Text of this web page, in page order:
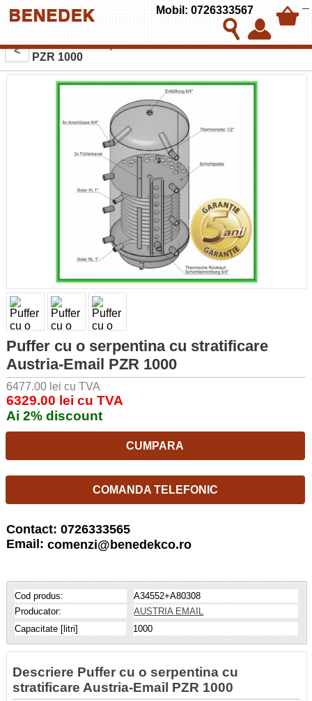
Mobil: 0726333567
<
Puffer cu o serpentina cu stratificare Austria-Email
PZR 1000
Puffer cu o serpentina cu stratificare
Austria-Email PZR 1000
6477.00 lei cu TVA
6329.00 lei cu TVA
Ai 2% discount
CUMPARA
COMANDA TELEFONIC
Contact: 0726333565
Email: comenzi@benedekco.ro
Cod produs:
A34552+A80308
Producator:
AUSTRIA EMAIL
Capacitate [litri]
1000
Descriere Puffer cu o serpentina cu
stratificare Austria-Email PZR 1000